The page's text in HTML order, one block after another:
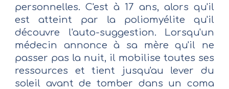
personnelles. C'est à 17 ans, alors qu'il
est atteint par la poliomyélite qu'il
découvre l'auto-suggestion. Lorsqu'un
médecin annonce à sa mère qu'il ne
passer pas la nuit, il mobilise toutes ses
ressources et tient jusqu'au lever du
soleil avant de tomber dans un coma